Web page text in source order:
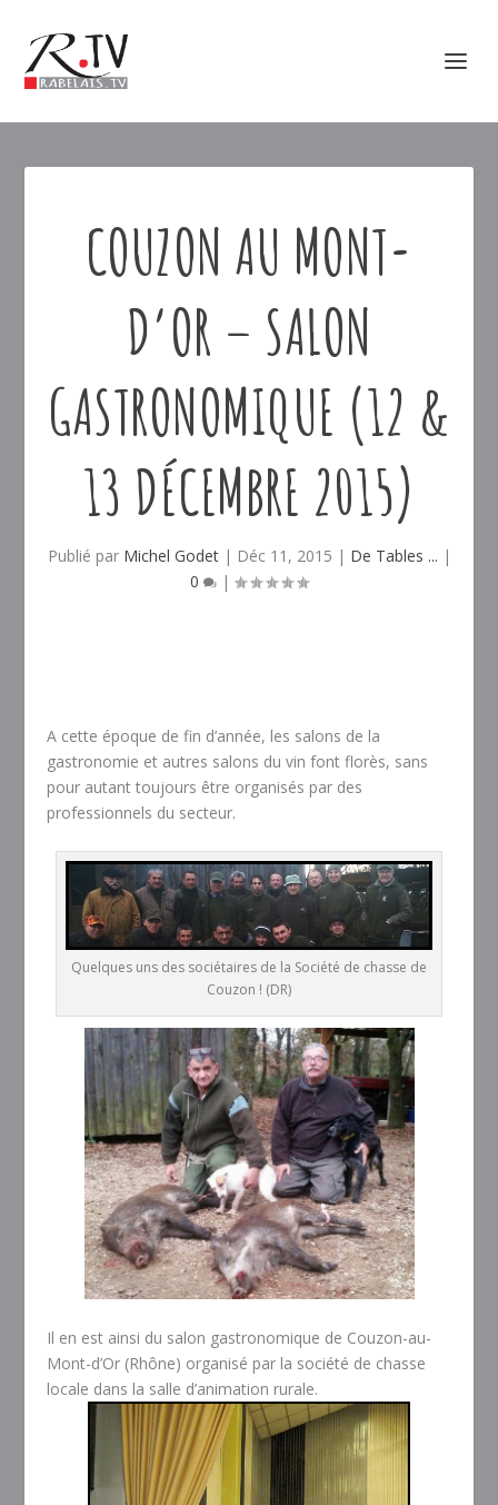
COUZON AU MONT-
D’OR – SALON
GASTRONOMIQUE (12 &
13 DÉCEMBRE 2015)
Publié par Michel Godet| Déc 11, 2015 | De Tables ... |
0
|
A cette époque de fin d’année, les salons de la
gastronomie et autres salons du vin font florès, sans
pour autant toujours être organisés par des
professionnels du secteur.
Quelques uns des sociétaires de la Société de chasse de
Couzon ! (DR)
Il en est ainsi du salon gastronomique de Couzon-au-
Mont-d’Or (Rhône) organisé par la société de chasse
locale dans la salle d’animation rurale.